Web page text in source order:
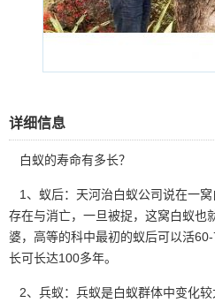
详细信息
白蚁的寿命有多长？
1、蚁后：天河治白蚁公司说在一
存在与消亡，一旦被捉，这窝白蚁也
婆，高等的科中最初的蚁后可以活
长可长达100多年。
2、兵蚁：兵蚁是白蚁群体中变化